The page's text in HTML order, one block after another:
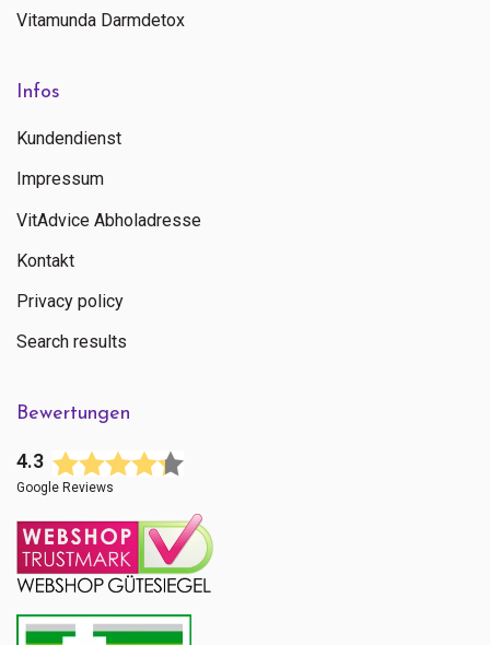
Vitamunda Darmdetox
Infos
Kundendienst
Impressum
VitAdvice Abholadresse
Kontakt
Privacy policy
Search results
Bewertungen
4.3
Google Reviews